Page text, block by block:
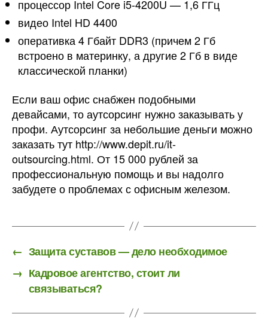
процессор Intel Core i5-4200U — 1,6 ГГц
видео Intel HD 4400
оперативка 4 Гбайт DDR3 (причем 2 Гб
встроено в материнку, а другие 2 Гб в виде
классической планки)
Если ваш офис снабжен подобными
девайсами, то аутсорсинг нужно заказывать у
профи. Аутсорсинг за небольшие деньги можно
заказать тут http://www.depit.ru/it-
outsourcing.html. От 15 000 рублей за
профессиональную помощь и вы надолго
забудете о проблемах с офисным железом.
← Защита суставов — дело необходимое
→ Кадровое агентство, стоит ли
связываться?